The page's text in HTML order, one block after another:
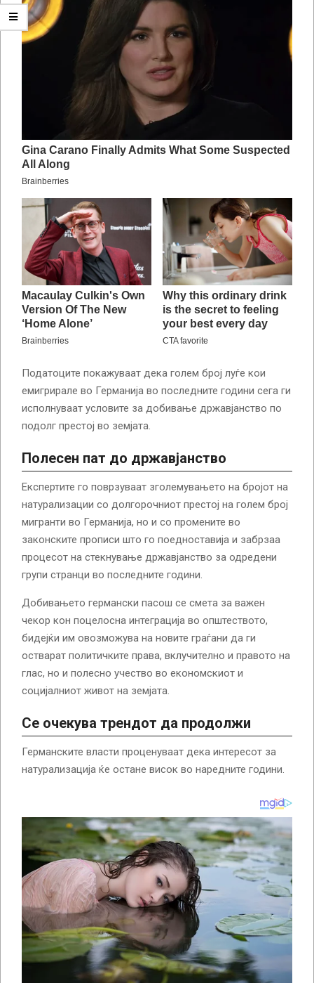
Податоците покажуваат дека голем број луѓе кои
емигрирале во Германија во последните години сега ги
исполнуваат условите за добивање државјанство по
подолг престој во земјата.
Полесен пат до државјанство
Експертите го поврзуваат зголемувањето на бројот на
натурализации со долгорочниот престој на голем број
мигранти во Германија, но и со промените во
законските прописи што го поедноставија и забрзаа
процесот на стекнување државјанство за одредени
групи странци во последните години.
Добивањето германски пасош се смета за важен
чекор кон поцелосна интеграција во општеството,
бидејќи им овозможува на новите граѓани да ги
остварат политичките права, вклучително и правото на
глас, но и полесно учество во економскиот и
социјалниот живот на земјата.
Се очекува трендот да продолжи
Германските власти проценуваат дека интересот за
натурализација ќе остане висок во наредните години.